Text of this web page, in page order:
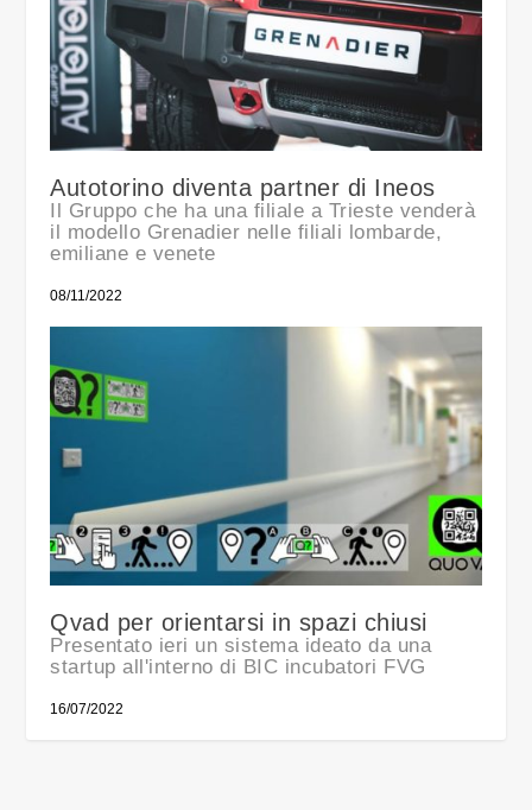
Autotorino diventa partner di Ineos
Il Gruppo che ha una filiale a Trieste venderà
il modello Grenadier nelle filiali lombarde,
emiliane e venete
08/11/2022
Qvad per orientarsi in spazi chiusi
Presentato ieri un sistema ideato da una
startup all'interno di BIC incubatori FVG
16/07/2022